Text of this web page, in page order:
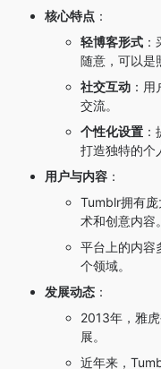
核心特点 ：
轻博客形式
随意，可以是
社交互动 ：
交流。
个性化设置
打造独特的个
用户与内容 ：
Tumblr拥有
术和创意内容。
平台上的内容
个领域。
发展动态 ：
2013年，雅
展。
近年来，